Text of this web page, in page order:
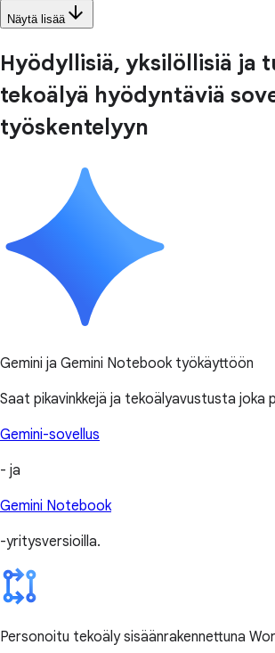
Näytä lisää arrow_downward
Hyödyllisiä, yksilöllisiä ja
tekoälyä hyödyntäviä
työskentelyyn
Gemini ja Gemini Notebook työkäyttöön
Saat pikavinkkejä ja tekoälyavustusta joka
Gemini-sovellus
- ja
Gemini Notebook
-yritysversioilla.
Personoitu tekoäly sisäänrakennettuna